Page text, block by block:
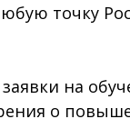
точку
на
о